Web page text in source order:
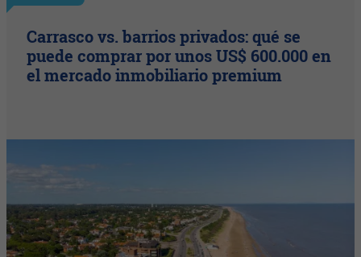
Carrasco vs. barrios privados: qué se
puede comprar por unos US$ 600.000 en
el mercado inmobiliario premium